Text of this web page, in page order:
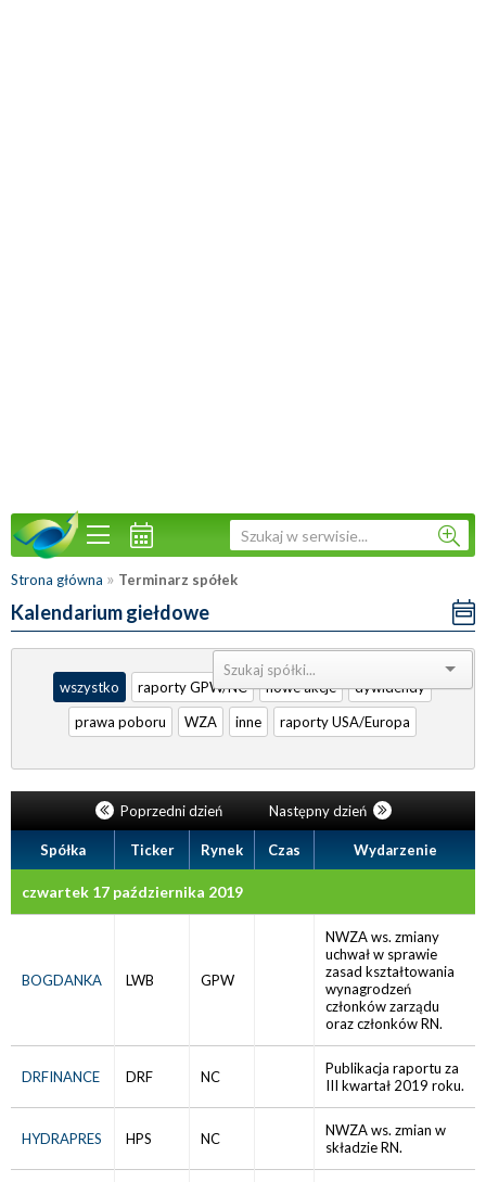
Strona główna » Terminarz spółek
Kalendarium giełdowe
Sortuj:
wszystko
raporty GPW/NC nowe akcje
dywidendy
prawa poboru
WZA inne raporty USA/Europa
Poprzedni dzień Następny dzień
Spółka Ticker Rynek Czas Wydarzenie
czwartek 17 października 2019
BOGDANKA LWB GPW
NWZA ws. zmiany
uchwał w sprawie
zasad kształtowania
wynagrodzeń
członków zarządu
oraz członków RN.
DRFINANCE DRF NC
Publikacja raportu za
III kwartał 2019 roku.
HYDRAPRES HPS NC
NWZA ws. zmian w
składzie RN.